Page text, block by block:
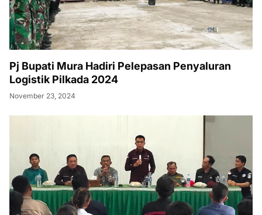
Pj Bupati Mura Hadiri Pelepasan Penyaluran
Logistik Pilkada 2024
November 23, 2024